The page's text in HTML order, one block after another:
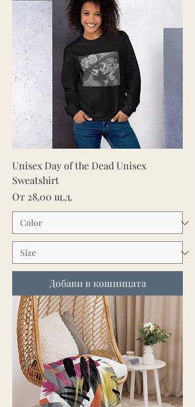
Unisex Day of the Dead Unisex
Sweatshirt
От 28,00 щ.д.
Продажна цена
Добави в кошницата